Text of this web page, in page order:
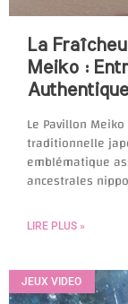
La
Meiko :
Le Pavillon
traditionnelle
emblématique
ancestrales
LIRE PLUS »
JEUX VIDEO